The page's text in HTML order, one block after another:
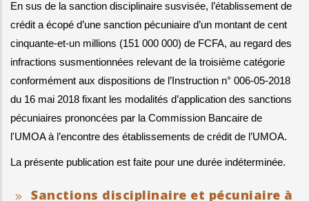
En sus de la sanction disciplinaire susvisée, l’établissement de
crédit a écopé d’une sanction pécuniaire d’un montant de cent
cinquante-et-un millions (151 000 000) de FCFA, au regard des
infractions susmentionnées relevant de la troisième catégorie
conformément aux dispositions de l’Instruction n° 006-05-2018
du 16 mai 2018 fixant les modalités d’application des sanctions
pécuniaires prononcées par la Commission Bancaire de
l'UMOA à l’encontre des établissements de crédit de l’UMOA.
La présente publication est faite pour une durée indéterminée.
Sanctions disciplinaire et pécuniaire à